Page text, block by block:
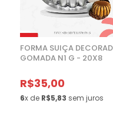
FORMA SUIÇA
GOMADA N1 G - 20X8
R$35,00
6x de R$5,83 sem juros